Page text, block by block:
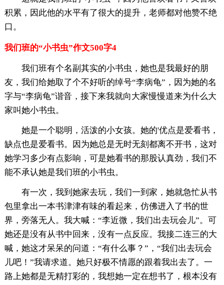
积累，因此他的水平有了很大的提升，老师都对他赞不绝
口。
我们班的“小书虫”作文500字4
我们班有个名副其实的小书虫，她也是我最好的朋
友，我们给她取了个不好听的绰号“李病龟”，因为她的名
字与“李病龟”谐音，接下来我就向大家慢慢道来为什么大
家叫她小书虫。
她是一个聪明，活泼的小女孩。她的'优点是爱看书，
缺点也是爱看书。因为她总是无时无刻都离不开书，这对
她学习多少有点影响，可是她看书的那股认真劲，我们不
能不承认她是我们班的小书虫。
有一次，我到她家去玩，我们一到家，她就急忙从书
包里拿出一本书津津有味的看起来，仿佛进入了书的世
界，旁落无人。我大喊：“李近微，我们出去玩会儿”。可
她还是没有从书中回来，没有一点反应。我接二连三的大
喊，她这才呆呆的问道：“有什么事？”，“我们出去玩会
儿吧！”我请求道。她只好极不情愿的跟着我出去了。一
路上她都是无精打彩的，我想她一定在想书了，根本没有